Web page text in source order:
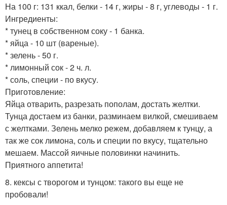
На 100 г: 131 ккал, белки - 14 г, жиры - 8 г, углеводы - 1 г.
Ингредиенты:
* тунец в собственном соку - 1 банка.
* яйца - 10 шт (вареные).
* зелень - 50 г.
* лимонный сок - 2 ч. л.
* соль, специи - по вкусу.
Приготовление:
Яйца отварить, разрезать пополам, достать желтки.
Тунца достаем из банки, разминаем вилкой, смешиваем
с желтками. Зелень мелко режем, добавляем к тунцу, а
так же сок лимона, соль и специи по вкусу, тщательно
мешаем. Массой яичные половинки начинить.
Приятного аппетита!
8. кексы с творогом и тунцом: такого вы еще не
пробовали!